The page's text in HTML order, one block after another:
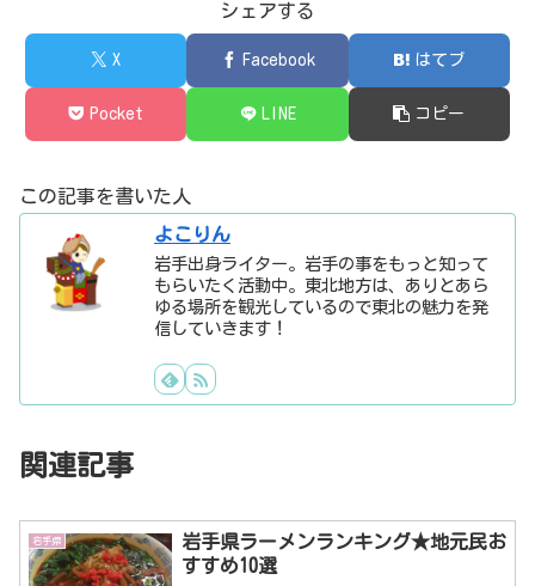
シェアする
X Facebook はてブ
Pocket LINE コピー
この記事を書いた人
よこりん
岩手出身ライター。岩手の事をもっと知って
もらいたく活動中。東北地方は、ありとあら
ゆる場所を観光しているので東北の魅力を発
信していきます！
関連記事
岩手県
岩手県ラーメンランキング★地元民お
すすめ10選